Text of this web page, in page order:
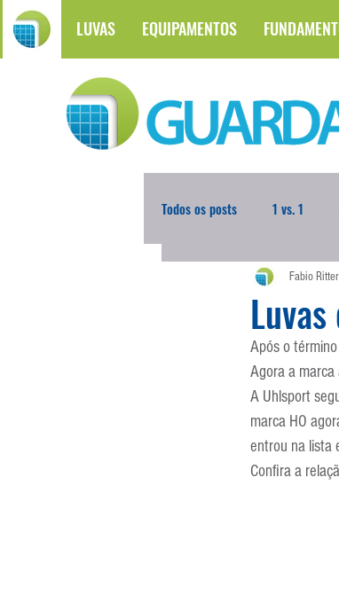
LUVAS EQUIPAMENTOS
Todos os posts 1 vs. 1
Atualidades
Comunicação Copa
Entrevistas
Fabio Ritter
Após o
Agora a
A Uhlsport
marca HO
entrou na lista
Confira a